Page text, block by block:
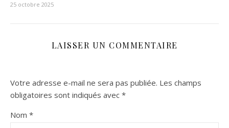
25 octobre 2025
LAISSER UN COMMENTAIRE
Votre adresse e-mail ne sera pas publiée. Les champs
obligatoires sont indiqués avec *
Nom *